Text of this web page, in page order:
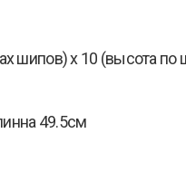
шипов) х 10 (высота
49.5см